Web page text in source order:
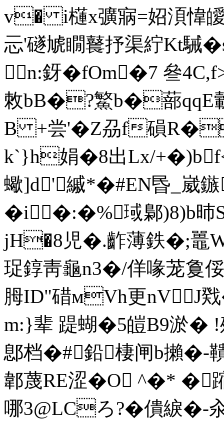
v� i櫣x彍寎=妱湏愇
忈'礈虓瞯鼚抒渠紵Kt駴
n:釾� fOm�7 叄
敇bB�?鰵b�蔀qqE
B +尝'�Z刕f磒
k`}h娟�8出Lx/
蠍]d'縬*�#EΝ昬_ 崴
�i╀�:�%琙鄡)8)b昁
jH�8児�.齚薄鉄�;鼉
珿錞靑龜n3�/佯 喙茏敻俀
胟ID"碏мVh更nVJ戣
m:}辈 踶蝴�5皚B9淤
鄎档�#鉛棲闸b攋�-
郼蔑RE涩�O ^�* �
哪3@LCろ?�僓綟